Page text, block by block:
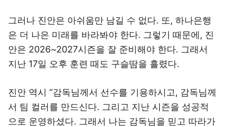
그러나 진안은 아쉬움만 남길 수 없다. 또, 하나은행
은 더 나은 미래를 바라봐야 한다. 그렇기 때문에, 진
안은 2026~2027시즌을 잘 준비해야 한다. 그래서
지난 17일 오후 훈련 때도 구슬땀을 흘렸다.
진안 역시 “감독님께서 선수를 기용하시고, 감독님께
서 팀 컬러를 만드신다. 그리고 지난 시즌을 성공적
으로 운영하셨다. 그래서 나는 감독님을 믿고 따라가